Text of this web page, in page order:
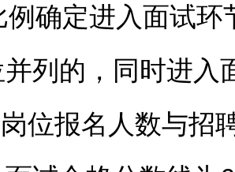
例确定进入面试
列的，同时进入
报名人数与招